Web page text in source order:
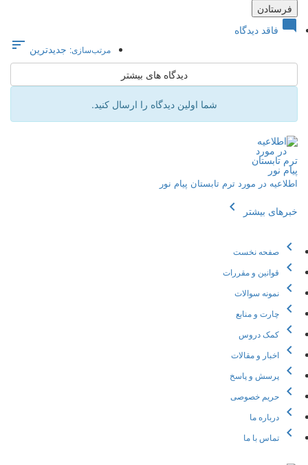
 فاقد دیدگاه
مرتب‌سازی: جدیدترین 
دیدگاه های بیشتر
شما اولین دیدگاه را ارسال کنید.
اطلاعیه در مورد ترم تابستان پیام نور
خبرهای بیشتر chevron_left
chevron_left صفحه نخست
chevron_left قوانین و مقررات
chevron_left نمونه سوالات
chevron_left چارت و منابع
chevron_left کمک دروس
chevron_left اخبار و مقالات
chevron_left پرسش و پاسخ
chevron_left حریم خصوصی
chevron_left درباره ما
chevron_left تماس با ما